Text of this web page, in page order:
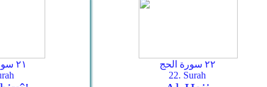
٢١ سورة الأنبياء
٢٢ سورة الحج
22. Surah